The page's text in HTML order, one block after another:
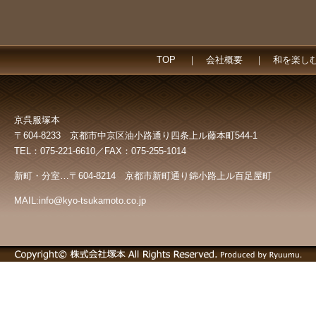
TOP ｜ 会社概要 ｜ 和を楽し
京呉服塚本
〒604-8233 京都市中京区油小路通り四条上ル藤本町544-1
TEL：075-221-6610／FAX：075-255-1014
新町・分室…〒604-8214 京都市新町通り錦小路上ル百足屋町
MAIL:info@kyo-tsukamoto.co.jp